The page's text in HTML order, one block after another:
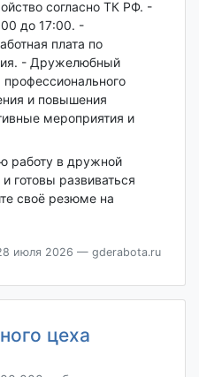
согласно ТК РФ. -
до 17:00. -
плата по
- Дружелюбный
и повышения
мероприятия и
работу в дружной
готовы развиваться
своё резюме на
июля 2026 — gderabota.ru
цеха